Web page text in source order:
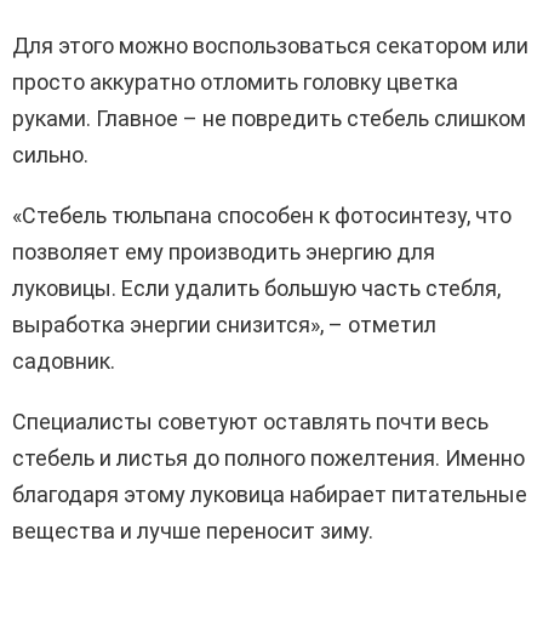
Для этого можно воспользоваться секатором или
просто аккуратно отломить головку цветка
руками. Главное – не повредить стебель слишком
сильно.
«Стебель тюльпана способен к фотосинтезу, что
позволяет ему производить энергию для
луковицы. Если удалить большую часть стебля,
выработка энергии снизится», – отметил
садовник.
Специалисты советуют оставлять почти весь
стебель и листья до полного пожелтения. Именно
благодаря этому луковица набирает питательные
вещества и лучше переносит зиму.